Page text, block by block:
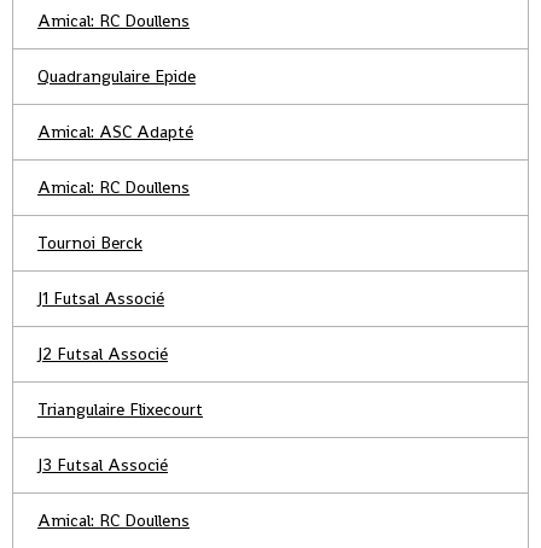
Amical: RC Doullens
Quadrangulaire Epide
Amical: ASC Adapté
Amical: RC Doullens
Tournoi Berck
J1 Futsal Associé
J2 Futsal Associé
Triangulaire Flixecourt
J3 Futsal Associé
Amical: RC Doullens